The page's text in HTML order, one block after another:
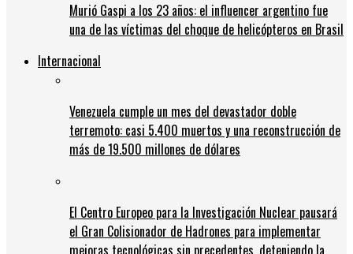
Murió Gaspi a los 23 años: el influencer argentino fue
una de las víctimas del choque de helicópteros en Brasil
Internacional
Venezuela cumple un mes del devastador doble
terremoto: casi 5.400 muertos y una reconstrucción de
más de 19.500 millones de dólares
El Centro Europeo para la Investigación Nuclear pausará
el Gran Colisionador de Hadrones para implementar